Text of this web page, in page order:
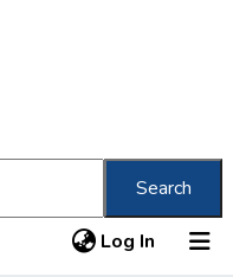
Search
Log In (current)